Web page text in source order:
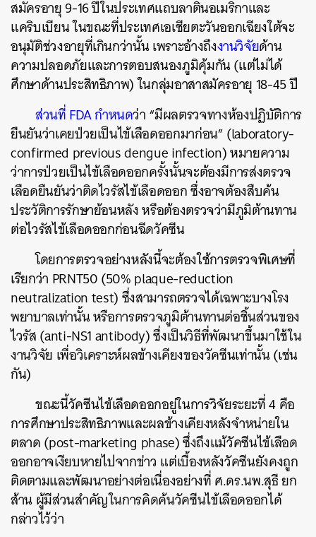
สมัครอายุ 9-16 ปีในประเทศแถบลาตินอเมริกาและ
แคริบเบียน ในขณะที่ประเทศเอเชียตะวันออกเฉียงใต้จะ
อนุมัติช่วงอายุที่เกินกว่านั้น เพราะอ้างถึงงานวิจัยด้าน
ความปลอดภัยและการตอบสนองภูมิคุ้มกัน (แต่ไม่ได้
ศึกษาด้านประสิทธิภาพ) ในกลุ่มอาสาสมัครอายุ 18-45 ปี
ส่วนที่ FDA กำหนดว่า “มีผลตรวจทางห้องปฏิบัติการ
ยืนยันว่าเคยป่วยเป็นไข้เลือดออกมาก่อน” (laboratory-
confirmed previous dengue infection) หมายความ
ว่าการป่วยเป็นไข้เลือดออกครั้งนั้นจะต้องมีการส่งตรวจ
เลือดยืนยันว่าติดไวรัสไข้เลือดออก ซึ่งอาจต้องสืบค้น
ประวัติการรักษาย้อนหลัง หรือต้องตรวจว่ามีภูมิต้านทาน
ต่อไวรัสไข้เลือดออกก่อนฉีดวัคซีน
โดยการตรวจอย่างหลังนี้จะต้องใช้การตรวจพิเศษที่
เรียกว่า PRNT50 (50% plaque-reduction
neutralization test) ซึ่งสามารถตรวจได้เฉพาะบางโรง
พยาบาลเท่านั้น หรือการตรวจภูมิต้านทานต่อชิ้นส่วนของ
ไวรัส (anti-NS1 antibody) ซึ่งเป็นวิธีที่พัฒนาขึ้นมาใช้ใน
งานวิจัย เพื่อวิเคราะห์ผลข้างเคียงของวัคซีนเท่านั้น (เช่น
กัน)
ขณะนี้วัคซีนไข้เลือดออกอยู่ในการวิจัยระยะที่ 4 คือ
การศึกษาประสิทธิภาพและผลข้างเคียงหลังจำหน่ายใน
ตลาด (post-marketing phase) ซึ่งถึงแม้วัคซีนไข้เลือด
ออกอาจเงียบหายไปจากข่าว แต่เบื้องหลังวัคซีนยังคงถูก
ติดตามและพัฒนาอย่างต่อเนื่องอย่างที่ ศ.ดร.นพ.สุธี ยก
ส้าน ผู้มีส่วนสำคัญในการคิดค้นวัคซีนไข้เลือดออกได้
กล่าวไว้ว่า